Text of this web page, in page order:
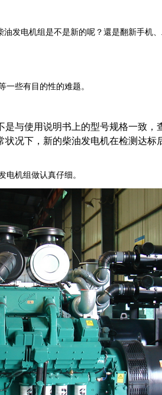
发电机组是不是新的呢？還是翻新手机
些有目的性的难题。
与使用说明书上的型号规格一致
况下，新的柴油发电机在检测达标
电机组做认真仔细。